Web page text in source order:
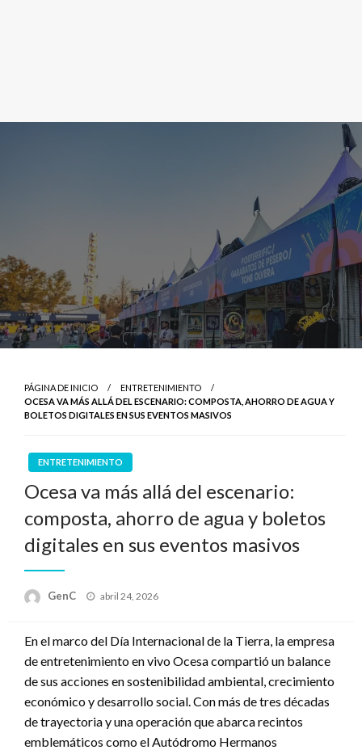
PÁGINA DE INICIO
ENTRETENIMIENTO
OCESA VA MÁS ALLÁ DEL ESCENARIO: COMPOSTA, AHORRO DE AGUA Y
BOLETOS DIGITALES EN SUS EVENTOS MASIVOS
ENTRETENIMIENTO
Ocesa va más allá del escenario:
composta, ahorro de agua y boletos
digitales en sus eventos masivos
GenC
Publicado
abril 24, 2026
En el marco del Día Internacional de la Tierra, la empresa
de entretenimiento en vivo Ocesa compartió un balance
de sus acciones en sostenibilidad ambiental, crecimiento
económico y desarrollo social. Con más de tres décadas
de trayectoria y una operación que abarca recintos
emblemáticos como el Autódromo Hermanos